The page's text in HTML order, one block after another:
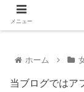
ホーム
当ブログではア
メニュー